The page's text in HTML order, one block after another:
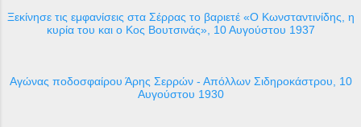
Ξεκίνησε τις εμφανίσεις στα Σέρρας το βαριετέ «Ο Κωνσταντινίδης, η
κυρία του και ο Κος Βουτσινάς», 10 Αυγούστου 1937
Αγώνας ποδοσφαίρου Άρης Σερρών - Απόλλων Σιδηροκάστρου, 10
Αυγούστου 1930